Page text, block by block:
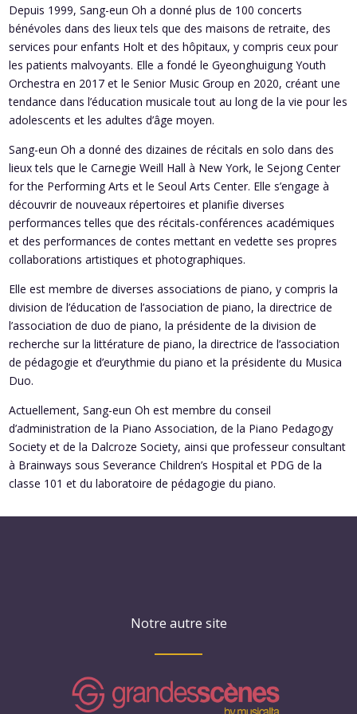
Depuis 1999, Sang-eun Oh a donné plus de 100 concerts
bénévoles dans des lieux tels que des maisons de retraite, des
services pour enfants Holt et des hôpitaux, y compris ceux pour
les patients malvoyants. Elle a fondé le Gyeonghuigung Youth
Orchestra en 2017 et le Senior Music Group en 2020, créant une
tendance dans l’éducation musicale tout au long de la vie pour les
adolescents et les adultes d’âge moyen.
Sang-eun Oh a donné des dizaines de récitals en solo dans des
lieux tels que le Carnegie Weill Hall à New York, le Sejong Center
for the Performing Arts et le Seoul Arts Center. Elle s’engage à
découvrir de nouveaux répertoires et planifie diverses
performances telles que des récitals-conférences académiques
et des performances de contes mettant en vedette ses propres
collaborations artistiques et photographiques.
Elle est membre de diverses associations de piano, y compris la
division de l’éducation de l’association de piano, la directrice de
l’association de duo de piano, la présidente de la division de
recherche sur la littérature de piano, la directrice de l’association
de pédagogie et d’eurythmie du piano et la présidente du Musica
Duo.
Actuellement, Sang-eun Oh est membre du conseil
d’administration de la Piano Association, de la Piano Pedagogy
Society et de la Dalcroze Society, ainsi que professeur consultant
à Brainways sous Severance Children’s Hospital et PDG de la
classe 101 et du laboratoire de pédagogie du piano.
Notre autre site